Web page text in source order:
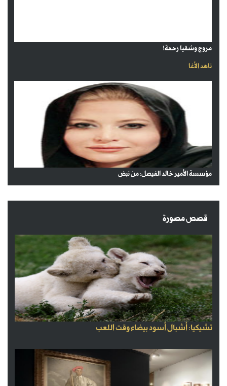
مروج وسُقيا رحمة!
ناهد الأغا
مؤسسة الأمير خالد الفيصل: من نبض
قصص مصورة
تشيكيا: أشبال أسود بيضاء وقت اللعب